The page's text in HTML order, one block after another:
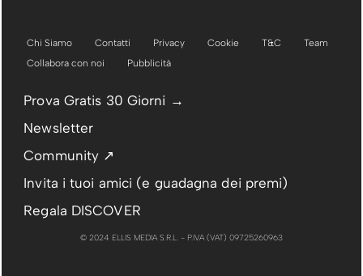
Chi Siamo Contatti Privacy Cookie T&C
Team
Collabora con noi
Pubblicità
Prova Gratis 30 Giorni →
Newsletter
Community ↗
Invita i tuoi amici (e guadagna dei premi)
Regala DISCOVER
© 2024 ELLIS MEDIA S.R.L. - P.IVA (VAT) 09725260963